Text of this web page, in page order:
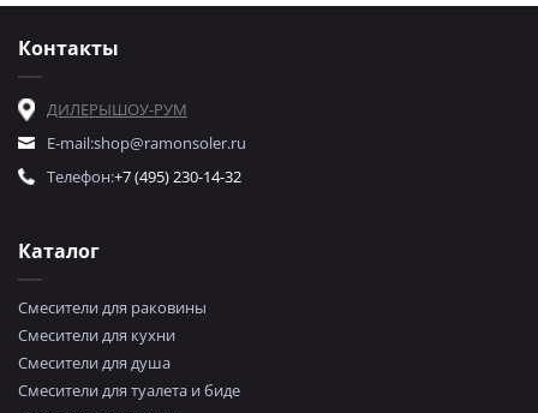
Каталог
Смесители для раковины
Смесители для кухни
Смесители для душа
Смесители для туалета и биде
Контакты
ДИЛЕРЫШОУ-РУМ
E-mail:shop@ramonsoler.ru
Телефон:+7 (495) 230-14-32